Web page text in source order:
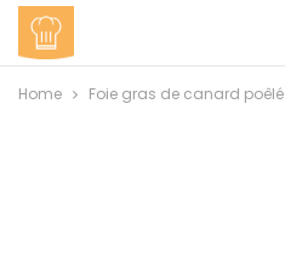
Home Foie gras de canard poêlé